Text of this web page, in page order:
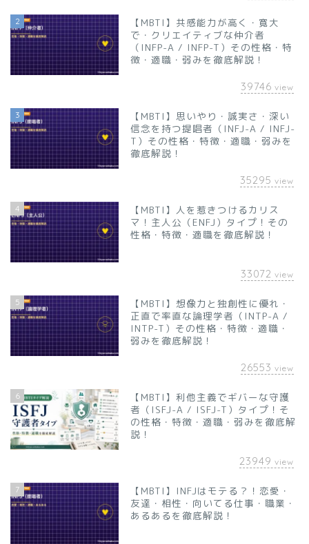
2
【MBTI】共感能力が高く・寛大
で・クリエイティブな仲介者
（INFP-A / INFP-T）その性格・特
徴・適職・弱みを徹底解説！
39746 view
3
【MBTI】思いやり・誠実さ・深い
信念を持つ提唱者（INFJ-A / INFJ-
T）その性格・特徴・適職・弱みを
徹底解説！
35295 view
4
【MBTI】人を惹きつけるカリス
マ！主人公（ENFJ）タイプ！その
性格・特徴・適職を徹底解説！
33072 view
5
【MBTI】想像力と独創性に優れ・
正直で率直な論理学者（INTP-A /
INTP-T）その性格・特徴・適職・
弱みを徹底解説！
26553 view
6
【MBTI】利他主義でギバーな守護
者（ISFJ-A / ISFJ-T）タイプ！そ
の性格・特徴・適職・弱みを徹底解
説！
23949 view
7
【MBTI】INFJはモテる？！恋愛・
友達・相性・向いてる仕事・職業・
あるあるを徹底解説！